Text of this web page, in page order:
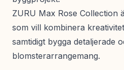
ZURU Max Rose Collection
som vill kombinera
samtidigt bygga detaljerade
blomsterarrangemang.